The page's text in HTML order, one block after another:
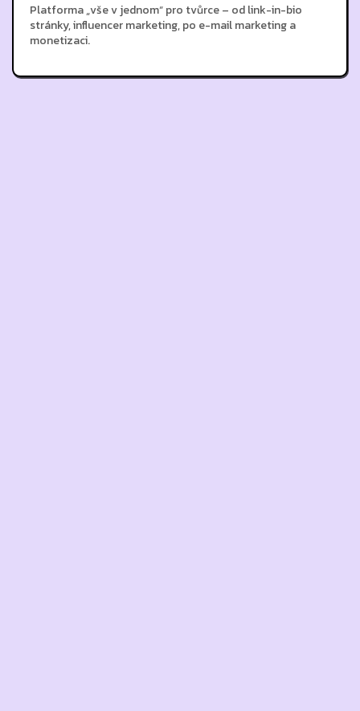
Platforma „vše v jednom“ pro tvůrce – od link-in-bio
stránky, influencer marketing, po e-mail marketing a
monetizaci.